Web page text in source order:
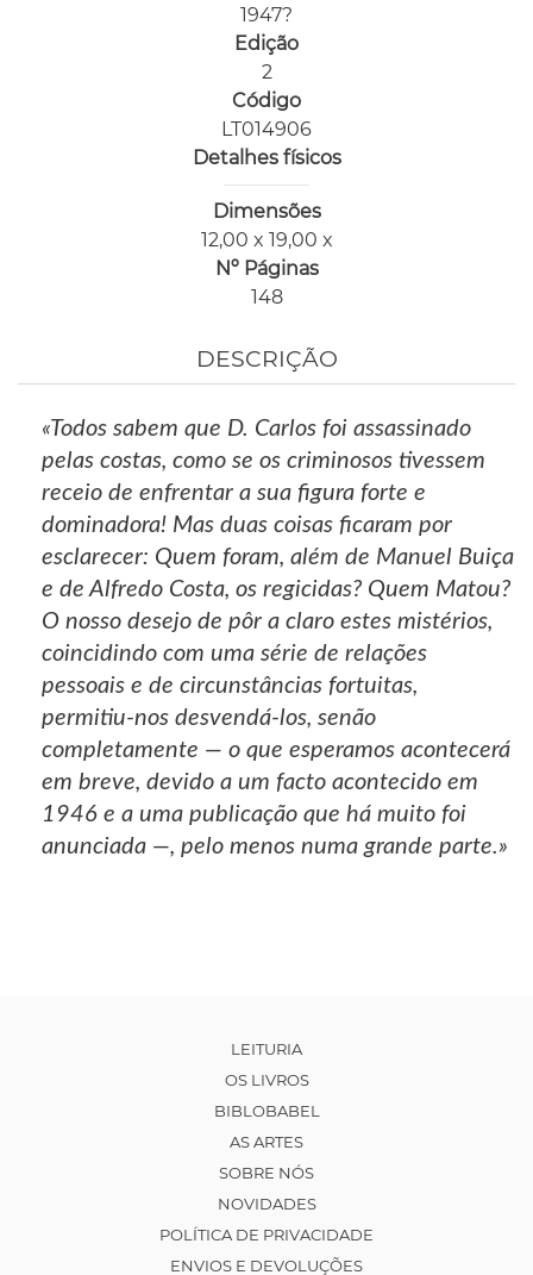
1947?
Edição
2
Código
LT014906
Detalhes físicos
Dimensões
12,00 x 19,00 x
Nº Páginas
148
DESCRIÇÃO
«Todos sabem que D. Carlos foi assassinado
pelas costas, como se os criminosos tivessem
receio de enfrentar a sua figura forte e
dominadora! Mas duas coisas ficaram por
esclarecer: Quem foram, além de Manuel Buiça
e de Alfredo Costa, os regicidas? Quem Matou?
O nosso desejo de pôr a claro estes mistérios,
coincidindo com uma série de relações
pessoais e de circunstâncias fortuitas,
permitiu-nos desvendá-los, senão
completamente — o que esperamos acontecerá
em breve, devido a um facto acontecido em
1946 e a uma publicação que há muito foi
anunciada —, pelo menos numa grande parte.»
LEITURIA
OS LIVROS
BIBLOBABEL
AS ARTES
SOBRE NÓS
NOVIDADES
POLÍTICA DE PRIVACIDADE
ENVIOS E DEVOLUÇÕES